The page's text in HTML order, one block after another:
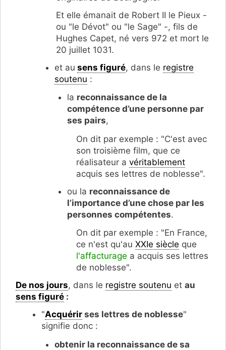
Et elle émanait de Robert II le Pieux -
ou "le Dévot" ou "le Sage" -, fils de
Hughes Capet, né vers 972 et mort le
20 juillet 1031.
et au sens figuré, dans le registre
soutenu :
la reconnaissance de la
compétence d’une personne par
ses pairs,
On dit par exemple : "C'est avec
son troisième film, que ce
réalisateur a véritablement
acquis ses lettres de noblesse".
ou la reconnaissance de
l’importance d’une chose par les
personnes compétentes.
On dit par exemple : "En France,
ce n'est qu'au XXIe siècle que
l'affacturage a acquis ses lettres
de noblesse".
De nos jours, dans le registre soutenu et au
sens figuré :
"Acquérir ses lettres de noblesse"
signifie donc :
obtenir la reconnaissance de sa